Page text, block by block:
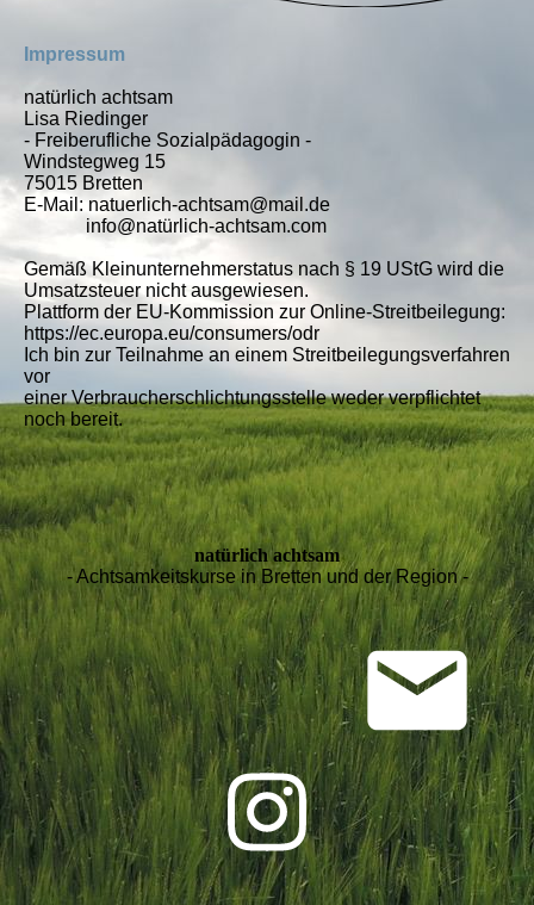
Impressum
natürlich achtsam
Lisa Riedinger
- Freiberufliche Sozialpädagogin -
Windstegweg 15
75015 Bretten
E-Mail: natuerlich-achtsam@mail.de
info@natürlich-achtsam.com
Gemäß Kleinunternehmerstatus nach § 19 UStG wird die
Umsatzsteuer nicht ausgewiesen.
Plattform der EU-Kommission zur Online-Streitbeilegung:
https://ec.europa.eu/consumers/odr
Ich bin zur Teilnahme an einem Streitbeilegungsverfahren
vor
einer Verbraucherschlichtungsstelle weder verpflichtet
noch bereit.
natürlich achtsam
- Achtsamkeitskurse in Bretten und der Region -